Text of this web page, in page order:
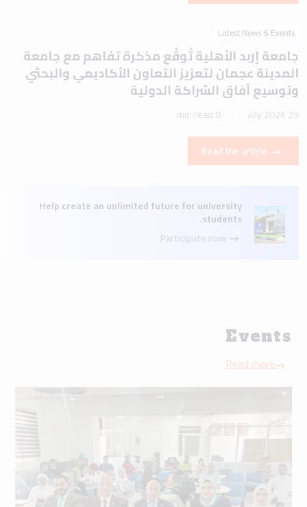
Latest News & Events
جامعة إربد الأهلية تُوقّع مذكرة تفاهم مع جامعة
المدينة عجمان لتعزيز التعاون الأكاديمي والبحثي
وتوسيع آفاق الشراكة الدولية
29 July 2026
0 min read
Read the article
Help create an unlimited future for university
students.
Participate now
Events
Read more